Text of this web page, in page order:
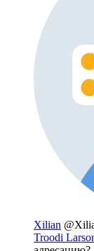
Xilian
Troodi